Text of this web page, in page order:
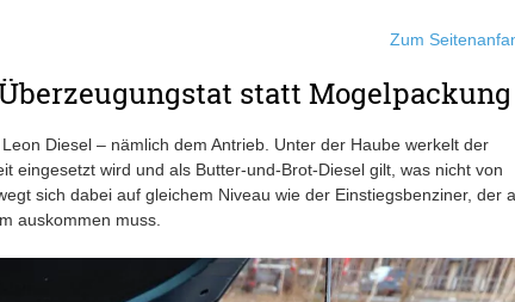
Zum
statt Mogelpackung
Diesel – nämlich dem Antrieb. Unter der Haube werkelt der
eingesetzt wird und als Butter-und-Brot-Diesel gilt, was nicht von
sich dabei auf gleichem Niveau wie der Einstiegsbenziner, der
auskommen muss.